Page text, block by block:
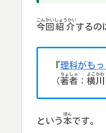
今回
こんかい
紹介
しょうかい
するの
『理科がも
（著者
ちょしゃ
： 横川
よこかわ
という 本
ほん
です。